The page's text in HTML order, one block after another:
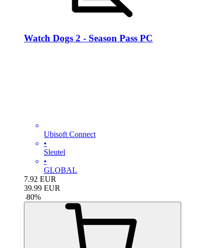
Watch Dogs 2 - Season Pass PC
Ubisoft Connect
•
Sleutel
•
GLOBAL
7.92 EUR
39.99 EUR
-80%